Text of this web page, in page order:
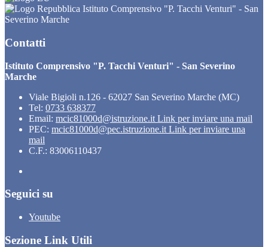
Istituto Comprensivo "P. Tacchi Venturi" - San
Severino Marche
Contatti
Istituto Comprensivo "P. Tacchi Venturi" - San Severino
Marche
Viale Bigioli n.126 - 62027 San Severino Marche (MC)
Tel: 0733 638377
Email: mcic81000d@istruzione.it Link per inviare una mail
PEC: mcic81000d@pec.istruzione.it Link per inviare una
mail
C.F.: 83006110437
Seguici su
Youtube
Sezione Link Utili